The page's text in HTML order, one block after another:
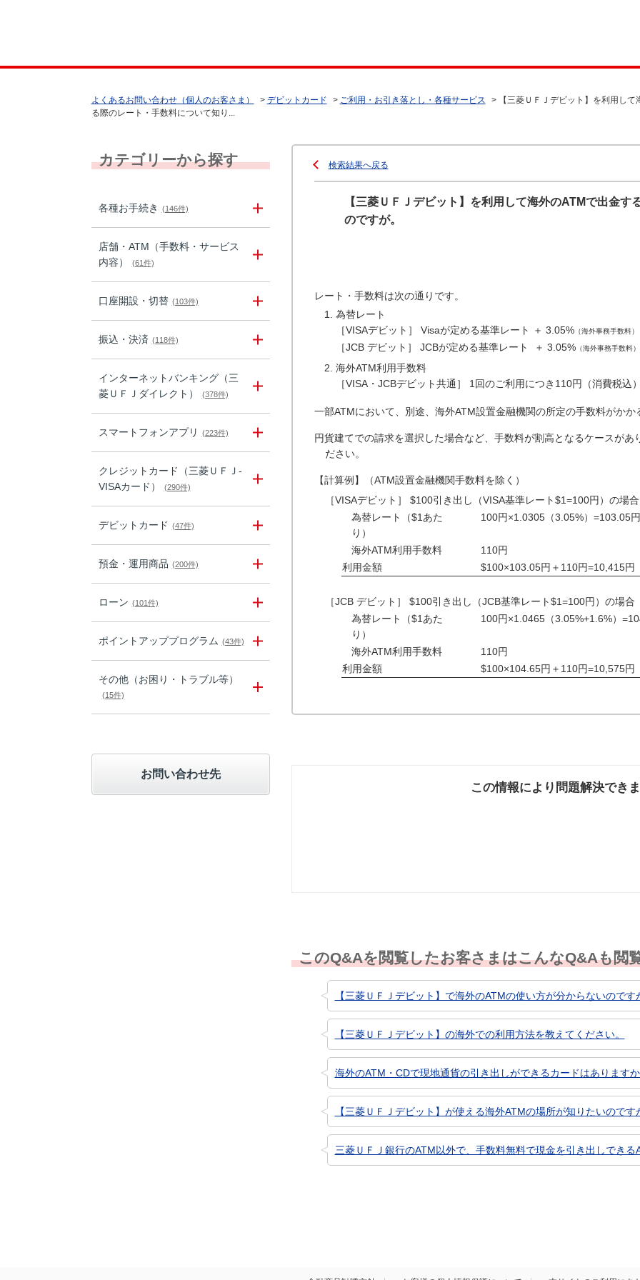
よくあるお問い合わせ（個人のお客さま） > デビットカード > ご利用・お引き落とし・各種サービス >
【三菱ＵＦＪデビット】を利用して
る際のレート・手数料について知り...
カテゴリーから探す
各種お手続き (146件)
店舗・ATM（手数料・サービス
内容）
(61件)
口座開設・切替 (103件)
振込・決済 (118件)
インターネットバンキング（三
菱ＵＦＪダイレクト）
(378件)
スマートフォンアプリ (223件)
クレジットカード（三菱ＵＦＪ-
VISAカード）
(290件)
デビットカード (47件)
預金・運用商品 (200件)
ローン (101件)
ポイントアッププログラム (43件)
その他（お困り・トラブル等）
(15件)
お問い合わせ先
検索結果へ戻る
【三菱ＵＦＪデビット】を利用して海外のATMで出金
のですが。
レート・手数料は次の通りです。
為替レート
［VISAデビット］ Visaが定める基準レート ＋ 3.05%（海外事務手数料）
［JCB デビット］ JCBが定める基準レート ＋ 3.05%（海外事務手数料）
海外ATM利用手数料
［VISA・JCBデビット共通］ 1回のご利用につき110円（消費税込）
一部ATMにおいて、別途、海外ATM設置金融機関の所定の手数料がかか
円貨建てでの請求を選択した場合など、手数料が割高となるケースがあ
ださい。
【計算例】（ATM設置金融機関手数料を除く）
［VISAデビット］ $100引き出し（VISA基準レート$1=100円）の場合
為替レート（$1あた
り）
100円×1.0305（3.05%）=103.05円
海外ATM利用手数料
110円
利用金額
$100×103.05円＋110円=10,415円
［JCB デビット］ $100引き出し（JCB基準レート$1=100円）の場合
為替レート（$1あた
り）
100円×1.0465（3.05%+1.6%）
海外ATM利用手数料
110円
利用金額
$100×104.65円＋110円=10,575円
この情報により問題解決でき
このQ&Aを閲覧したお客さまはこんなQ&Aも閲
【三菱ＵＦＪデビット】で海外のATMの使い方が分からないのです
【三菱ＵＦＪデビット】の海外での利用方法を教えてください。
海外のATM・CDで現地通貨の引き出しができるカードはあります
【三菱ＵＦＪデビット】が使える海外ATMの場所が知りたいのです
三菱ＵＦＪ銀行のATM以外で、手数料無料で現金を引き出しできる